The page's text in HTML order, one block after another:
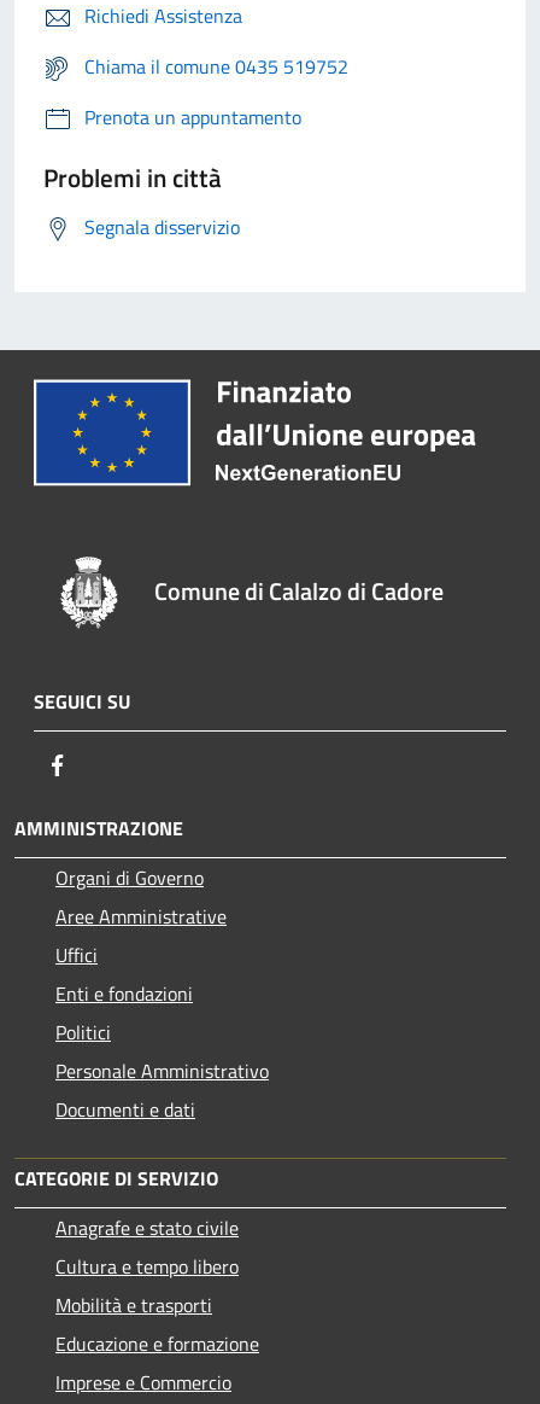
Richiedi Assistenza
Chiama il comune 0435 519752
Prenota un appuntamento
Problemi in città
Segnala disservizio
Comune di Calalzo di Cadore
SEGUICI SU
AMMINISTRAZIONE
Organi di Governo
Aree Amministrative
Uffici
Enti e fondazioni
Politici
Personale Amministrativo
Documenti e dati
CATEGORIE DI SERVIZIO
Anagrafe e stato civile
Cultura e tempo libero
Mobilità e trasporti
Educazione e formazione
Imprese e Commercio